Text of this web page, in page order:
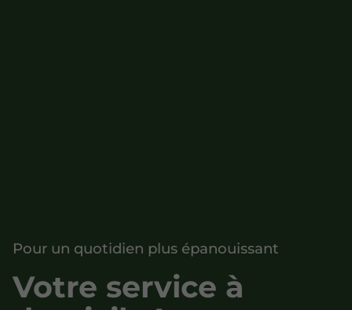
Pour un quotidien plus épanouissant
Votre service à